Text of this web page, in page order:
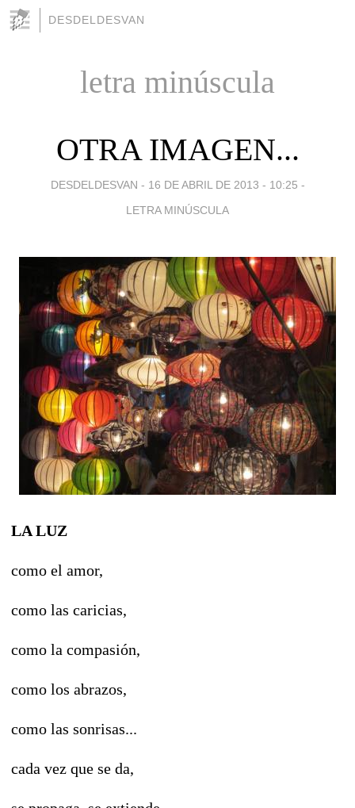
DESDELDESVAN
letra minúscula
OTRA IMAGEN...
DESDELDESVAN - 16 DE ABRIL DE 2013 - 10:25 -
LETRA MINÚSCULA
LA LUZ
como el amor,
como las caricias,
como la compasión,
como los abrazos,
como las sonrisas...
cada vez que se da,